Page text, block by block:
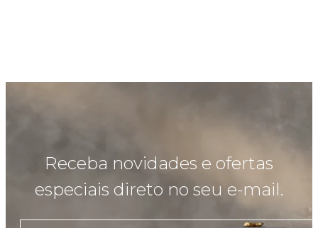
Receba novidades e ofertas
especiais direto no seu e-mail.